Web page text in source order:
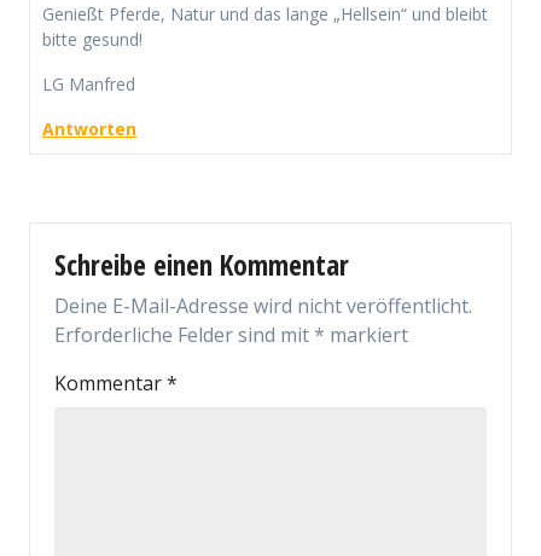
Genießt Pferde, Natur und das lange „Hellsein“ und bleibt
bitte gesund!
LG Manfred
Antworten
Schreibe einen Kommentar
Deine E-Mail-Adresse wird nicht veröffentlicht.
Erforderliche Felder sind mit* markiert
Kommentar*